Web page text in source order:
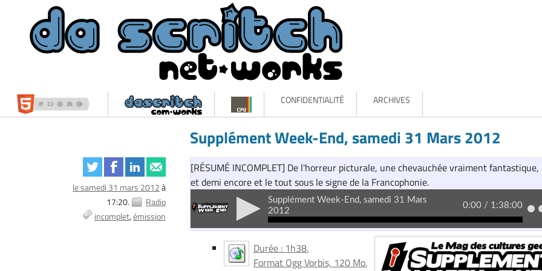
CONFIDENTIALITÉ ARCHIVES
Supplément Week-End, samedi 31 Mars 2012
le samedi 31 mars 2012à
17:20.
Radio
incomplet émission
[RÉSUMÉ INCOMPLET] De l'horreur picturale, une chevauchée vraiment fantastique,
et demi encore et le tout sous le signe de la Francophonie.
Durée : 1h38.
Format Ogg Vorbis, 120 Mo.